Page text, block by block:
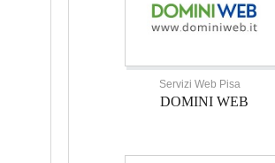
Servizi Web Pisa
DOMINI WEB